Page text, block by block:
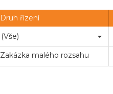
Druh řízení
Zakázka malého rozsahu